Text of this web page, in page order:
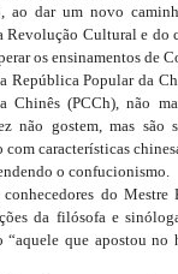
ao dar um novo
Revolução Cultural e do
os ensinamentos de
República Popular da
Chinês (PCCh), não
não gostem, mas são
características
o confucionismo.
conhecedores do
da filósofa e
que apostou no